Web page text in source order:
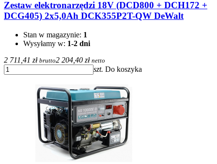
Zestaw elektronarzędzi 18V (DCD800 + DCH172 +
DCG405) 2x5,0Ah DCK355P2T-QW DeWalt
Stan w magazynie: 1
Wysyłamy w: 1-2 dni
2 711,41 zł brutto2 204,40 zł netto
szt. Do koszyka